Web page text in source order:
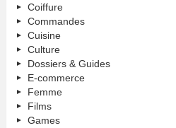
Coiffure
Commandes
Cuisine
Culture
Dossiers & Guides
E-commerce
Femme
Films
Games